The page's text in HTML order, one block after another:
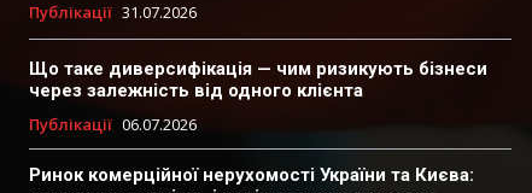
Публікації 31.07.2026
Що таке диверсифікація — чим ризикують бізнеси
через залежність від одного клієнта
Публікації 06.07.2026
Ринок комерційної нерухомості України та Києва: